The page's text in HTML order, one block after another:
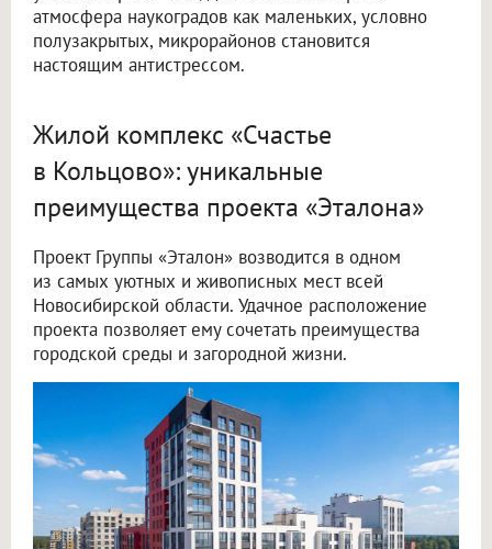
атмосфера наукоградов как маленьких, условно
полузакрытых, микрорайонов становится
настоящим антистрессом.
Жилой комплекс «Счастье
в Кольцово»: уникальные
преимущества проекта «Эталона»
Проект Группы «Эталон» возводится в одном
из самых уютных и живописных мест всей
Новосибирской области. Удачное расположение
проекта позволяет ему сочетать преимущества
городской среды и загородной жизни.